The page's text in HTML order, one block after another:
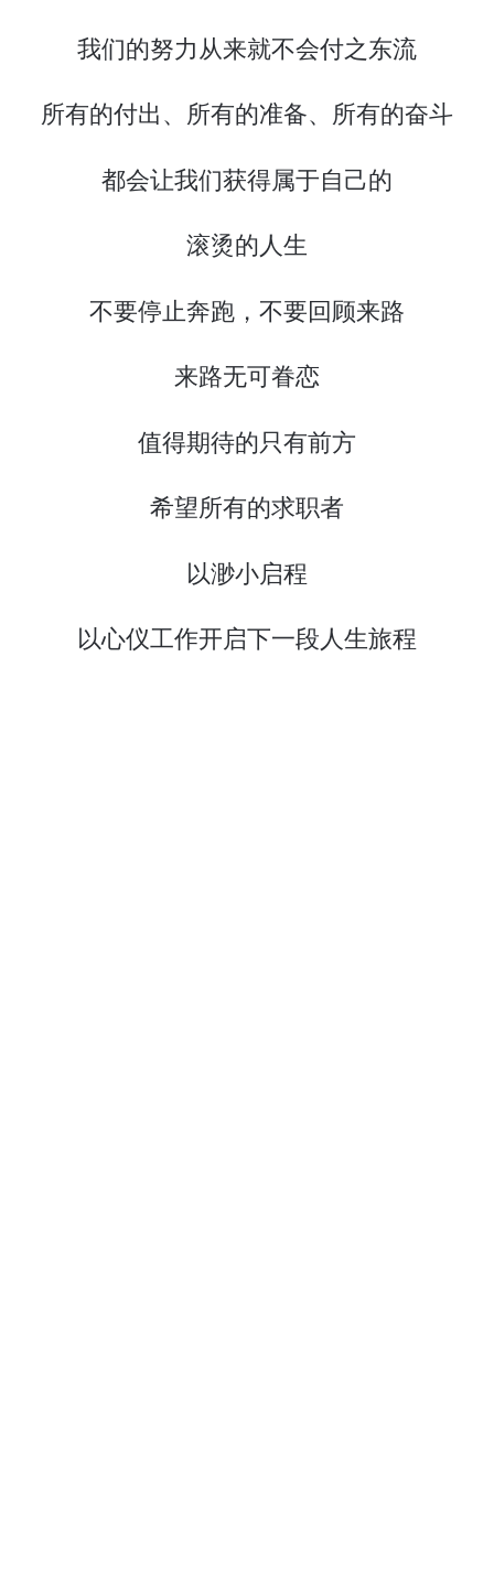
我们的努力从来就不会付之东流
所有的付出、所有的准备、所有的奋斗
都会让我们获得属于自己的
滚烫的人生
不要停止奔跑，不要回顾来路
来路无可眷恋
值得期待的只有前方
希望所有的求职者
以渺小启程
以心仪工作开启下一段人生旅程